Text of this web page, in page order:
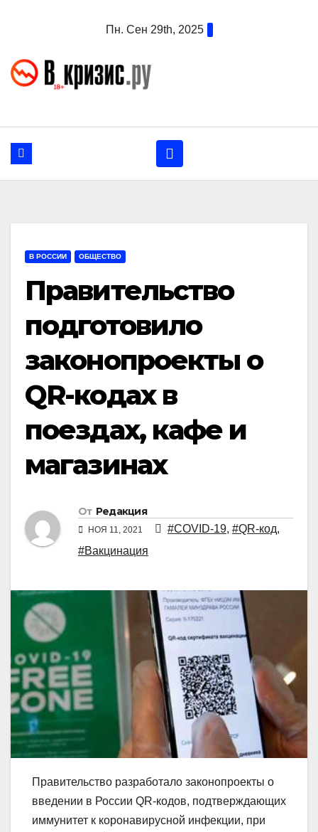
Пн. Сен 29th, 2025
В РОССИИ ОБЩЕСТВО
Правительство
подготовило
законопроекты о
QR-кодах в
поездах, кафе и
магазинах
От Редакция
НОЯ 11, 2021 #COVID-19, #QR-код,
#Вакцинация
Правительство разработало законопроекты о
введении в России QR-кодов, подтверждающих
иммунитет к коронавирусной инфекции, при